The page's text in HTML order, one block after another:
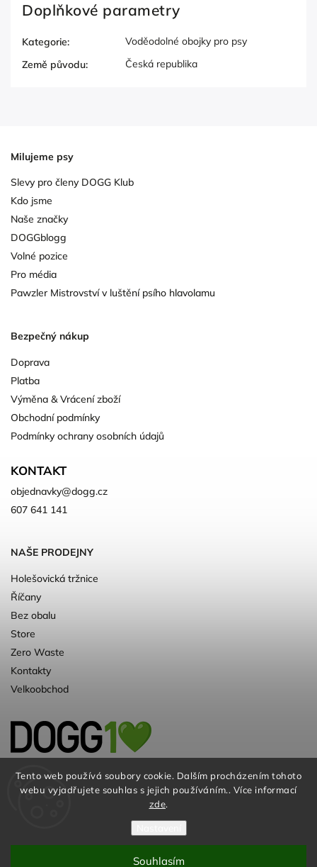
Tento web používá soubory cookie. Dalším procházením tohoto
webu vyjadřujete souhlas s jejich používáním.. Více informací
zde.
Souhlasím
Doplňkové parametry
Kategorie:
Voděodolné obojky pro psy
Země původu: Česká republika
Milujeme psy
Slevy pro členy DOGG Klub
Kdo jsme
Naše značky
DOGGblogg
Volné pozice
Pro média
Pawzler Mistrovství v luštění psího hlavolamu
Bezpečný nákup
Doprava
Platba
Výměna & Vrácení zboží
Obchodní podmínky
Podmínky ochrany osobních údajů
KONTAKT
objednavky@dogg.cz
607 641 141
NAŠE PRODEJNY
Holešovická tržnice
Říčany
Bez obalu
Store
Zero Waste
Kontakty
Velkoobchod
Kvalitní a ♻️eko chovatelské potřeby pro
psy. Už 10 let